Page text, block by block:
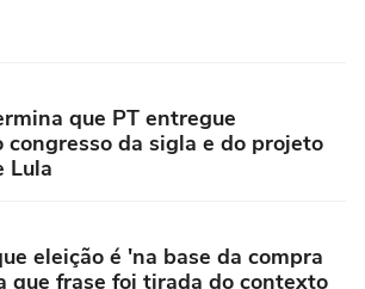
que PT entregue
congresso da sigla e do projeto
Lula
eleição é 'na base da compra
que frase foi tirada do contexto